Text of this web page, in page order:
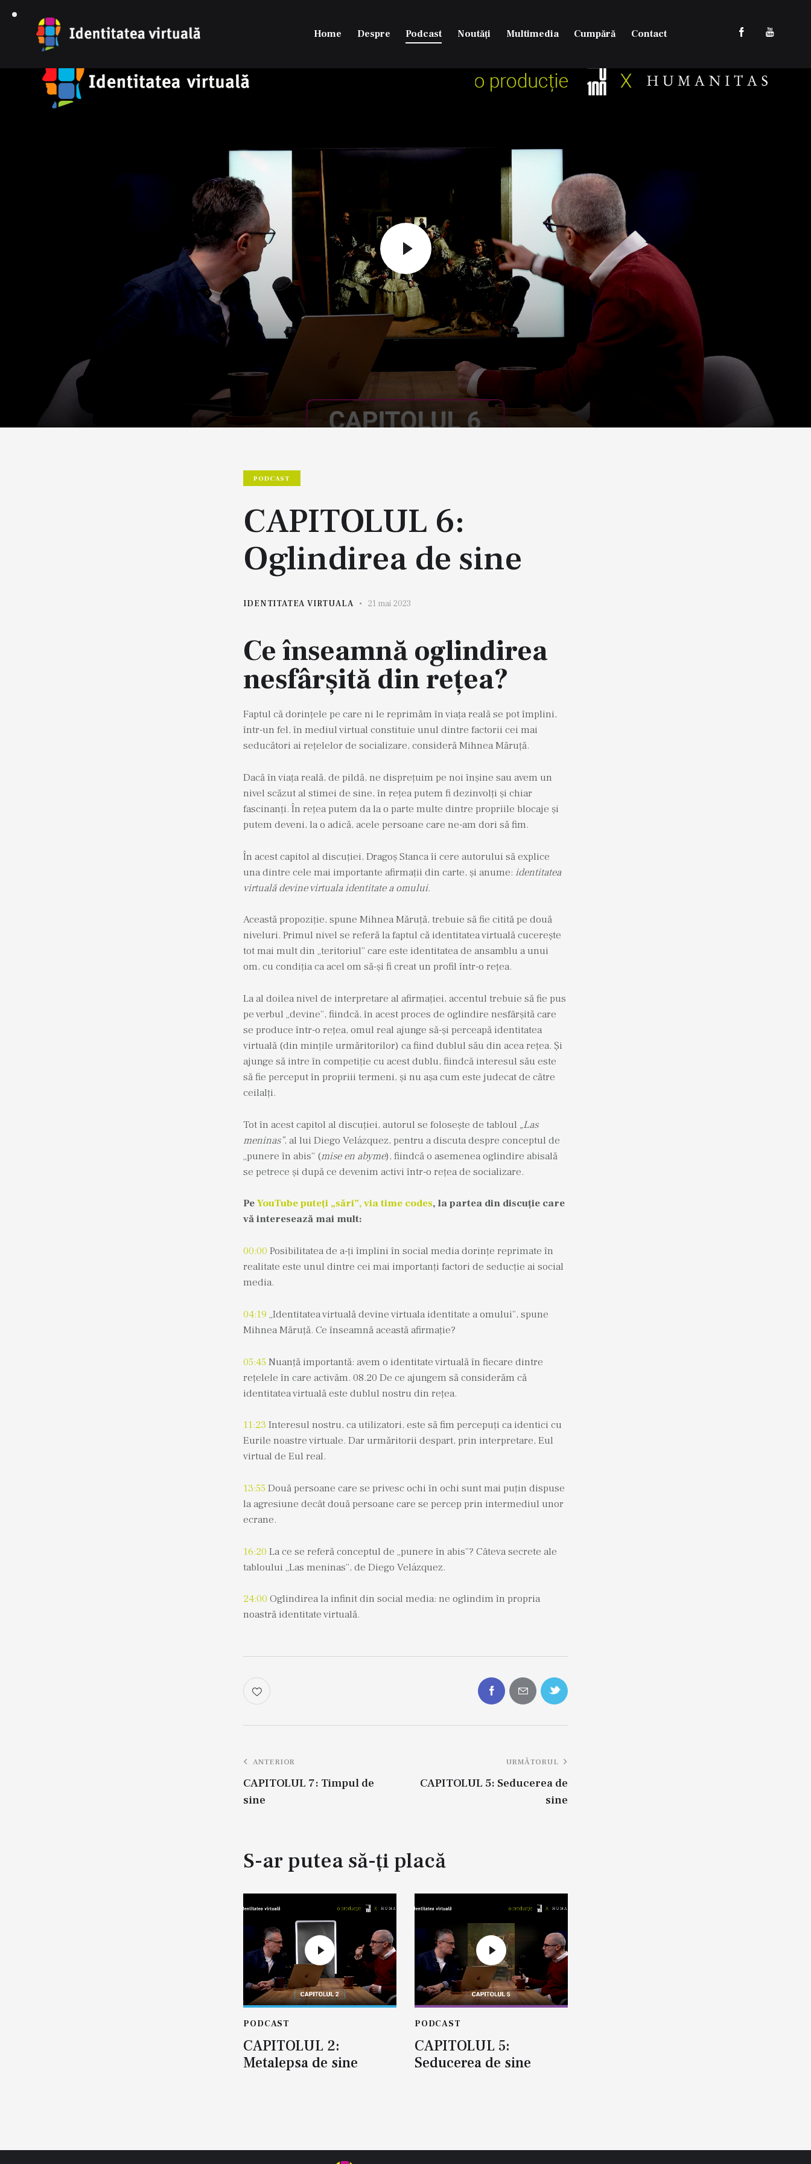
Home Despre Podcast Noutăți Multimedia Cumpără Contact
Podcast Noutăți Multimedia Cumpără Contact
PODCAST
CAPITOLUL 6:
Oglindirea de sine
IDENTITATEA VIRTUALA 21 mai 2023
Ce înseamnă oglindirea
nesfârșită din rețea?
Faptul că dorințele pe care ni le reprimăm în viața reală se pot împlini,
într-un fel, în mediul virtual constituie unul dintre factorii cei mai
seducători ai rețelelor de socializare, consideră Mihnea Măruță.
Dacă în viața reală, de pildă, ne disprețuim pe noi înșine sau avem un
nivel scăzut al stimei de sine, în rețea putem fi dezinvolți și chiar
fascinanți. În rețea putem da la o parte multe dintre propriile blocaje și
putem deveni, la o adică, acele persoane care ne-am dori să fim.
În acest capitol al discuției, Dragoș Stanca îi cere autorului să explice
una dintre cele mai importante afirmații din carte, și anume: identitatea
virtuală devine virtuala identitate a omului.
Această propoziție, spune Mihnea Măruță, trebuie să fie citită pe două
niveluri. Primul nivel se referă la faptul că identitatea virtuală cucerește
tot mai mult din „teritoriul” care este identitatea de ansamblu a unui
om, cu condiția ca acel om să-și fi creat un profil într-o rețea.
La al doilea nivel de interpretare al afirmației, accentul trebuie să fie pus
pe verbul „devine”, fiindcă, în acest proces de oglindire nesfârșită care
se produce într-o rețea, omul real ajunge să-și perceapă identitatea
virtuală (din mințile urmăritorilor) ca fiind dublul său din acea rețea. Și
ajunge să intre în competiție cu acest dublu, fiindcă interesul său este
să fie perceput în propriii termeni, și nu așa cum este judecat de către
ceilalți.
Tot în acest capitol al discuției, autorul se folosește de tabloul „Las
meninas”, al lui Diego Velázquez, pentru a discuta despre conceptul de
„punere în abis” (mise en abyme), fiindcă o asemenea oglindire abisală
se petrece și după ce devenim activi într-o rețea de socializare.
PeYouTube puteți „sări”, via time codes, la partea din discuție care
vă interesează mai mult:
00:00 Posibilitatea de a-ți împlini în social media dorințe reprimate în
realitate este unul dintre cei mai importanți factori de seducție ai social
media.
04:19 „Identitatea virtuală devine virtuala identitate a omului”, spune
Mihnea Măruță. Ce înseamnă această afirmație?
05:45 Nuanță importantă: avem o identitate virtuală în fiecare dintre
rețelele în care activăm. 08.20 De ce ajungem să considerăm că
identitatea virtuală este dublul nostru din rețea.
11:23 Interesul nostru, ca utilizatori, este să fim percepuți ca identici cu
Eurile noastre virtuale. Dar urmăritorii despart, prin interpretare, Eul
virtual de Eul real.
13:55 Două persoane care se privesc ochi în ochi sunt mai puțin dispuse
la agresiune decât două persoane care se percep prin intermediul unor
ecrane.
16:20 La ce se referă conceptul de „punere în abis”? Câteva secrete ale
tabloului „Las meninas”, de Diego Velázquez.
24:00 Oglindirea la infinit din social media: ne oglindim în propria
noastră identitate virtuală.
ANTERIOR
CAPITOLUL 7: Timpul de
sine
URMĂTORUL
CAPITOLUL 5: Seducerea de
sine
S-ar putea să-ți placă
PODCAST
CAPITOLUL 2:
Metalepsa de sine
PODCAST
CAPITOLUL 5:
Seducerea de sine